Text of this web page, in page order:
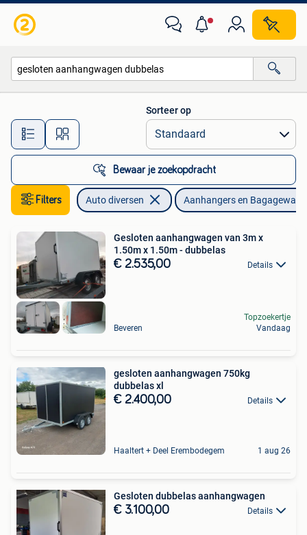
Alle afstanden…
Sorteer op
Bewaar je zoekopdracht
Filters Auto diversen Aanhangers en
Gesloten aanhangwagen van 3m x
1.50m x 1.50m - dubbelas
€ 2.535,00 Details
Beveren
Topzoekertje
Vandaag
gesloten aanhangwagen 750kg
dubbelas xl
€ 2.400,00 Details
Haaltert + Deel Erembodegem 1 aug 26
Gesloten dubbelas aanhangwagen
€ 3.100,00 Details